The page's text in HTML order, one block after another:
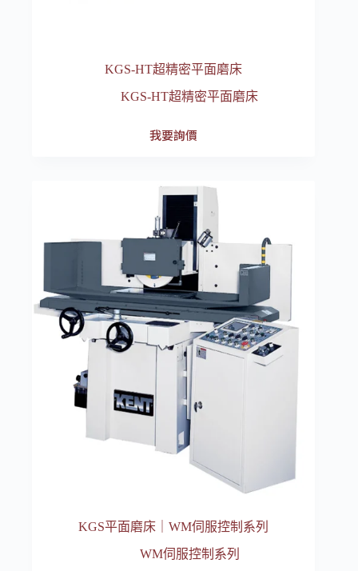
KGS-HT超精密平面磨床
KGS-HT超精密平面磨床
我要詢價
KGS平面磨床｜WM伺服控制系列
WM伺服控制系列